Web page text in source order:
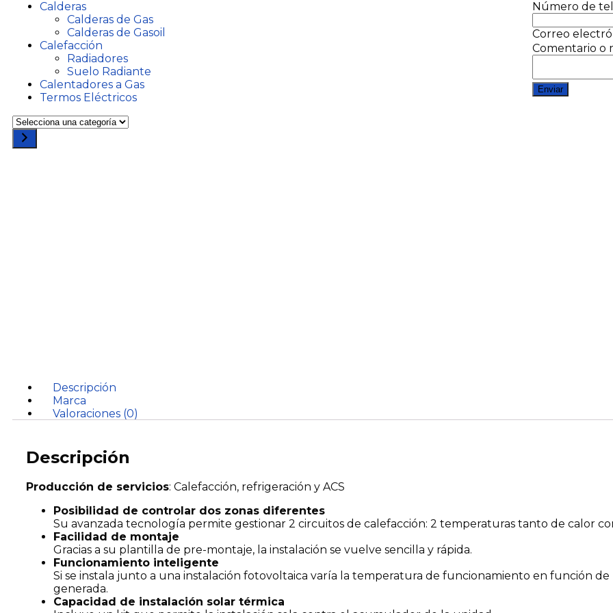
Calderas
Calderas de Gas
Calderas de Gasoil
Calefacción
Radiadores
Suelo Radiante
Calentadores a Gas
Termos Eléctricos
Número de
Correo
Comentario o
Enviar
Descripción
Marca
Valoraciones (0)
Descripción
Producción de servicios: Calefacción, refrigeración y ACS
Posibilidad de controlar dos zonas diferentes
Su avanzada tecnología permite gestionar 2 circuitos de calefacción: 2 temperaturas tanto de calor
Facilidad de montaje
Gracias a su plantilla de pre-montaje, la instalación se vuelve sencilla y rápida.
Funcionamiento inteligente
Si se instala junto a una instalación fotovoltaica varía la temperatura de funcionamiento en función
generada.
Capacidad de instalación solar térmica